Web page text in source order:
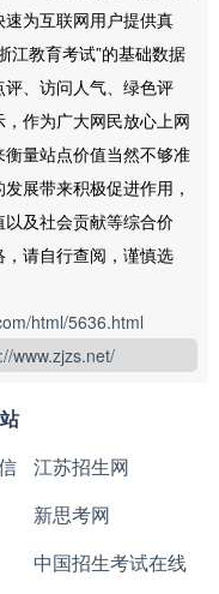
为互联网用户提供真
江教育考试”的基础数据
、访问人气、绿色评
作为广大网民放心上网
量站点价值当然不够准
展带来积极促进作用，
及社会贡献等综合价
请自行查阅，谨慎选
html/5636.html
www.zjzs.net/
江苏招生网
新思考网
中国招生考试在线